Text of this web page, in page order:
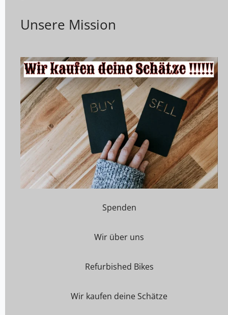
Unsere Mission
Spenden
Wir über uns
Refurbished Bikes
Wir kaufen deine Schätze